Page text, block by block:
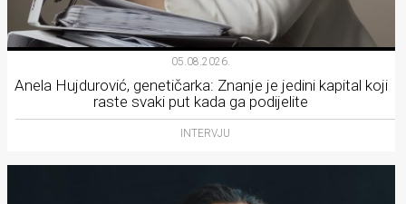
05.08.2026.
Anela Hujdurović, genetičarka: Znanje je jedini kapital koji
raste svaki put kada ga podijelite
INTERVJU